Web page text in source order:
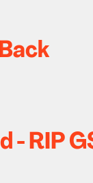
- RIP